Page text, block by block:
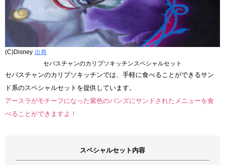
(C)Disney 出典
セバスチャンのカリプソキッチンスペシャルセット
セバスチャンのカリプソキッチンでは、手軽に食べることができるサン
ド系のスペシャルセットを提供しています。
アースラがモチーフになった紫色のバンズにサンドされたメニューを食
べることができますよ！
スペシャルセット内容